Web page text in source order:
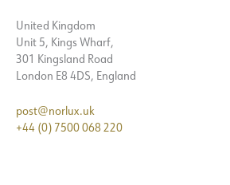
United Kingdom
Unit 5, Kings Wharf,
301 Kingsland Road
London E8 4DS, England
post@norlux.uk
+44 (0) 7500 068 220